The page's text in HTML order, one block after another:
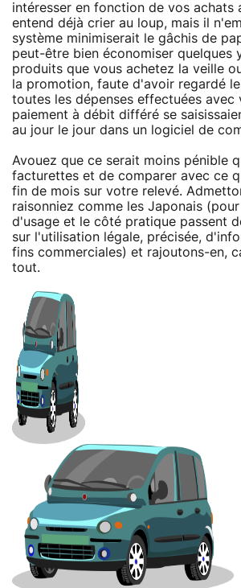
intéresser en fonction de vos achats
entend déjà crier au loup, mais il
système minimiserait le gâchis de
peut-être bien économiser quelques
produits que vous achetez la veille
la promotion, faute d'avoir regardé
toutes les dépenses effectuées
paiement à débit différé se
au jour le jour dans un logiciel de
Avouez que ce serait moins pénible
facturettes et de comparer avec ce
fin de mois sur votre relevé.
raisonniez comme les Japonais
d'usage et le côté pratique passent
sur l'utilisation légale, précisée,
fins commerciales) et rajoutons-en,
tout.